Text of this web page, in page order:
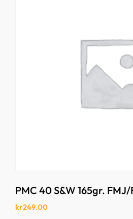
PMC 40 S&W 165gr.
kr249.00